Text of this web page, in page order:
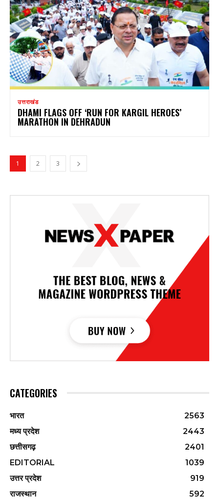
उत्तराखंड
DHAMI FLAGS OFF ‘RUN FOR KARGIL HEROES’
MARATHON IN DEHRADUN
1 2 3
CATEGORIES
भारत
2563
मध्य प्रदेश
2443
छत्तीसगढ़
2401
EDITORIAL
1039
उत्तर प्रदेश
919
राजस्थान
592